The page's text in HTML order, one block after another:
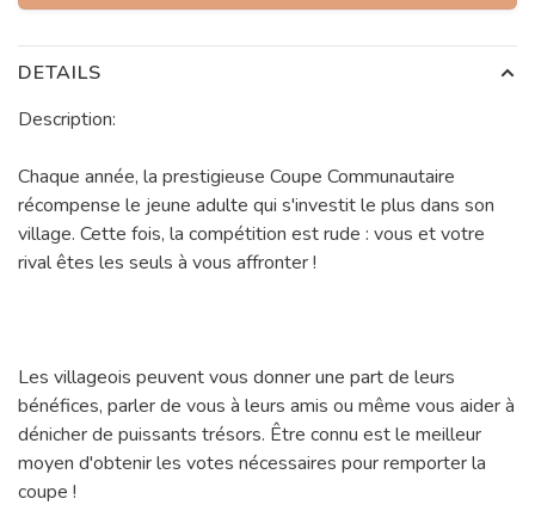
DETAILS
Description:
Chaque année, la prestigieuse Coupe Communautaire
récompense le jeune adulte qui s'investit le plus dans son
village. Cette fois, la compétition est rude : vous et votre
rival êtes les seuls à vous affronter !
Les villageois peuvent vous donner une part de leurs
bénéfices, parler de vous à leurs amis ou même vous aider à
dénicher de puissants trésors. Être connu est le meilleur
moyen d'obtenir les votes nécessaires pour remporter la
coupe !